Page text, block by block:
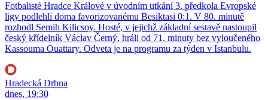
Fotbalisté Hradce Králové v úvodním utkání 3. předkola Evropské
ligy podlehli doma favorizovanému Besiktasi 0:1. V 80. minutě
rozhodl Semih Kilicsoy. Hosté, v jejichž základní sestavě nastoupil
český křídelník Václav Černý, hráli od 71. minuty bez vyloučeného
Kassouma Ouattary. Odveta je na programu za týden v Istanbulu.
Hradecká Drbna
dnes, 19:30